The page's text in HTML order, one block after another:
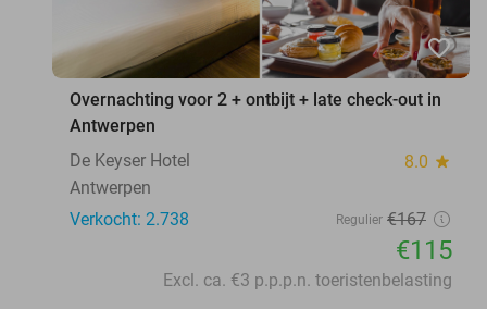
favorite_border
Overnachting voor 2 + ontbijt + late check-out in
Antwerpen
De Keyser Hotel
8.0 star
Antwerpen
Verkocht: 2.738
Regulier €167
€115
Excl. ca. €3 p.p.p.n. toeristenbelasting